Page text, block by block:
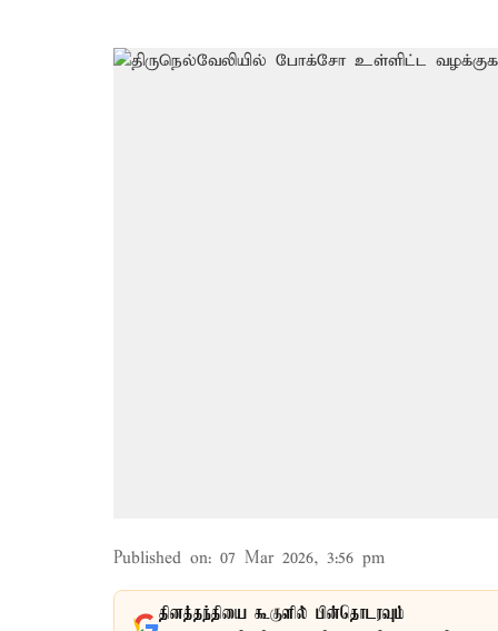
Published on: 07 Mar 2026, 3:56 pm
தினத்தந்தியை கூகுளில் பின்தொடரவும்